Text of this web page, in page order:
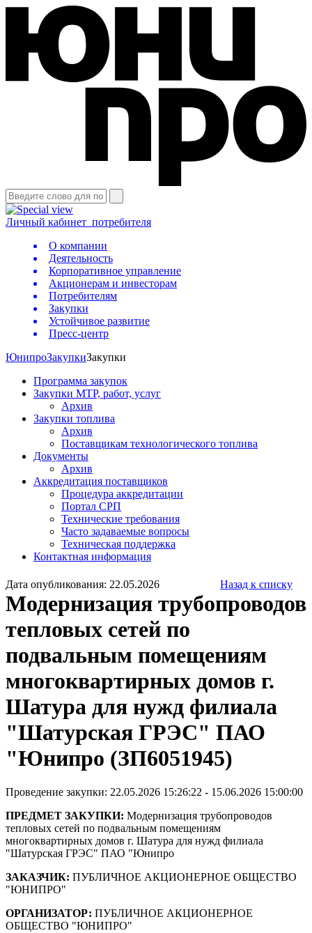
Личный кабинет потребителя
О компании
Деятельность
Корпоративное управление
Акционерам и инвесторам
Потребителям
Закупки
Устойчивое развитие
Пресс-центр
ЮнипроЗакупкиЗакупки
Программа закупок
Закупки МТР, работ, услуг
Архив
Закупки топлива
Архив
Поставщикам технологического топлива
Документы
Архив
Аккредитация поставщиков
Процедура аккредитации
Портал СРП
Технические требования
Часто задаваемые вопросы
Техническая поддержка
Контактная информация
Дата опубликования: 22.05.2026 Назад к списку
Модернизация трубопроводов
тепловых сетей по
подвальным помещениям
многоквартирных домов г.
Шатура для нужд филиала
"Шатурская ГРЭС" ПАО
"Юнипро (ЗП6051945)
Проведение закупки: 22.05.2026 15:26:22 - 15.06.2026 15:00:00
ПРЕДМЕТ ЗАКУПКИ: Модернизация трубопроводов
тепловых сетей по подвальным помещениям
многоквартирных домов г. Шатура для нужд филиала
"Шатурская ГРЭС" ПАО "Юнипро
ЗАКАЗЧИК: ПУБЛИЧНОЕ АКЦИОНЕРНОЕ ОБЩЕСТВО
"ЮНИПРО"
ОРГАНИЗАТОР: ПУБЛИЧНОЕ АКЦИОНЕРНОЕ
ОБЩЕСТВО "ЮНИПРО"